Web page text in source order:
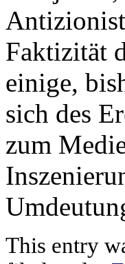
Faktizität
einige,
sich des
zum
This entry